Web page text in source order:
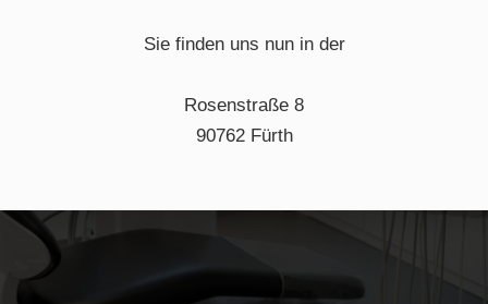
Sie finden uns nun in der
Rosenstraße 8
90762 Fürth